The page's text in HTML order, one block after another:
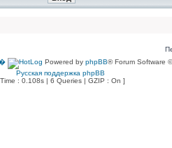
Powered by phpBB® Forum Software
Русская поддержка phpBB
: 0.108s | 6 Queries | GZIP : On ]